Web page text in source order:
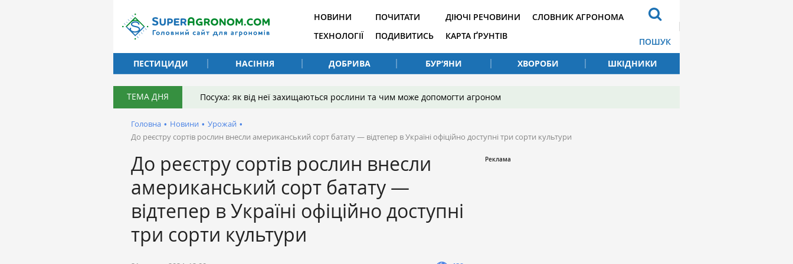
НОВИНИ
ТЕХНОЛОГІЇ
ПОЧИТАТИ
ПОДИВИТИСЬ
ДІЮЧІ РЕЧОВИНИ
КАРТА ҐРУНТІВ
СЛОВНИК АГРОНОМА
ПОШУК
ПЕСТИЦИДИ
НАСІННЯ ДОБРИВА БУР’ЯНИ ХВОРОБИ ШКІДНИКИ
ТЕМА ДНЯ Посуха: як від неї захищаються рослини та чим може допомогти агроном
Головна • Новини • Урожай •
До реєстру сортів рослин внесли американський сорт батату — відтепер в Україні офіційно доступні три сорти культури
До реєстру сортів рослин внесли
американський сорт батату —
відтепер в Україні офіційно доступні
три сорти культури